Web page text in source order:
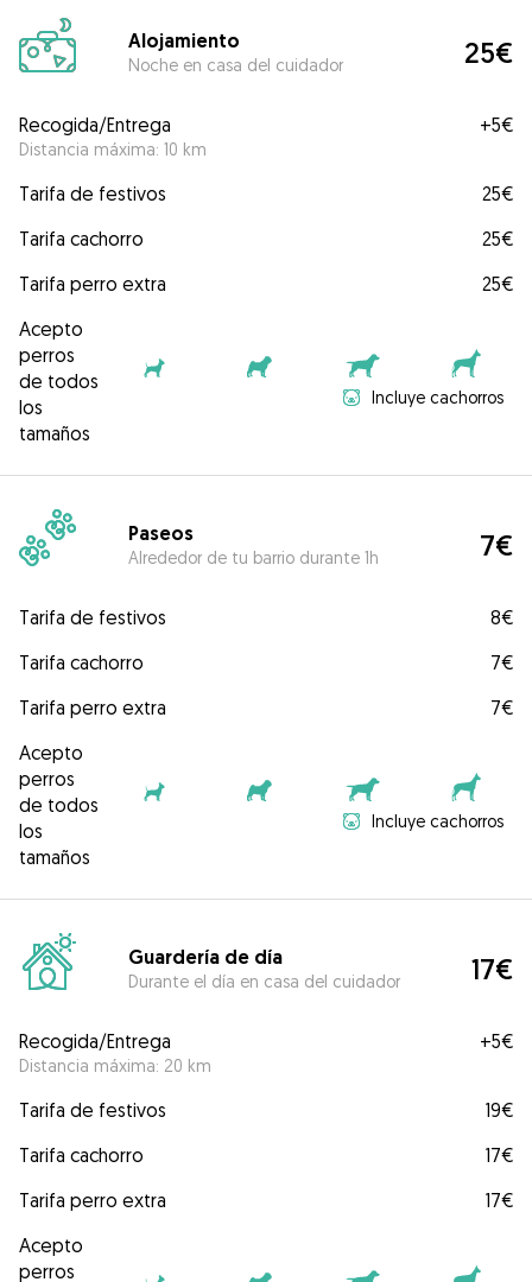
Alojamiento
Noche en casa del cuidador 25€
Recogida/Entrega
Distancia máxima: 10 km
+5€
Tarifa de festivos
25€
Tarifa cachorro
25€
Tarifa perro extra
25€
Acepto
perros
de todos
los
tamaños
Incluye cachorros
Paseos
Alrededor de tu barrio durante 1h 7€
Tarifa de festivos
8€
Tarifa cachorro
7€
Tarifa perro extra
7€
Acepto
perros
de todos
los
tamaños
Incluye cachorros
Guardería de día
Durante el día en casa del cuidador 17€
Recogida/Entrega
Distancia máxima: 20 km
+5€
Tarifa de festivos
19€
Tarifa cachorro
17€
Tarifa perro extra
17€
Acepto
perros